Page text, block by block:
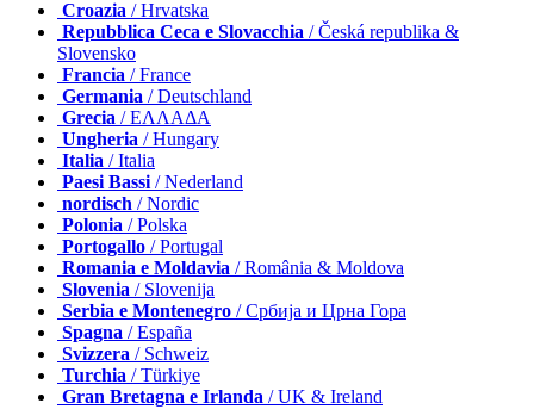
Croazia / Hrvatska
Repubblica Ceca e Slovacchia / Česká republika &
Slovensko
Francia / France
Germania / Deutschland
Grecia / ΕΛΛΑΔΑ
Ungheria / Hungary
Italia / Italia
Paesi Bassi/ Nederland
nordisch / Nordic
Polonia / Polska
Portogallo / Portugal
Romania e Moldavia / România & Moldova
Slovenia / Slovenija
Serbia e Montenegro / Србија и Црна Гора
Spagna / España
Svizzera / Schweiz
Turchia / Türkiye
Gran Bretagna e Irlanda / UK & Ireland